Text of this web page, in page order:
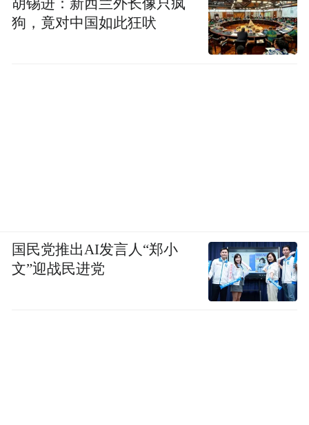
胡锡进：新西兰外长像只疯
狗，竟对中国如此狂吠
国民党推出AI发言人“郑小
文”迎战民进党